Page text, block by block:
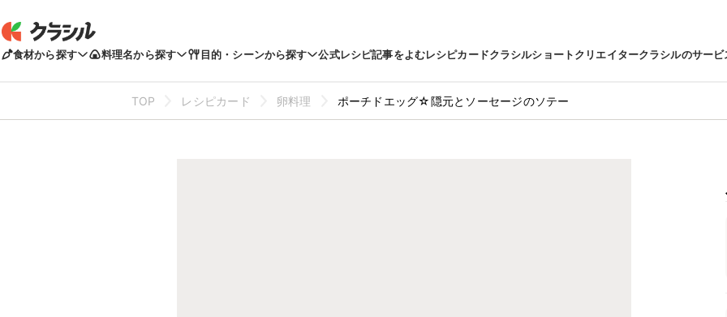
食材から探す 料理名から探す 目的・シーンから探す 公式レシピ記事をよむレシピカードクラシルショートクリエイタークラシルのサービ
TOP レシピカード 卵料理 ポーチドエッグ☆隠元とソーセージのソテー